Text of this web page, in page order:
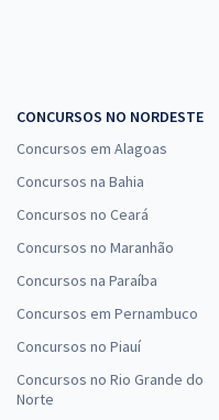
CONCURSOS NO NORDESTE
Concursos em Alagoas
Concursos na Bahia
Concursos no Ceará
Concursos no Maranhão
Concursos na Paraíba
Concursos em Pernambuco
Concursos no Piauí
Concursos no Rio Grande do
Norte